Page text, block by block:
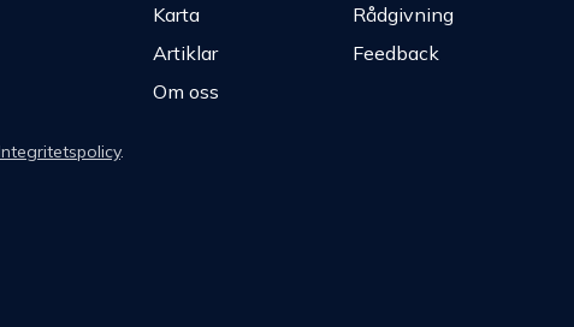
Karta
Artiklar
Om oss
Rådgivning
Feedback
.